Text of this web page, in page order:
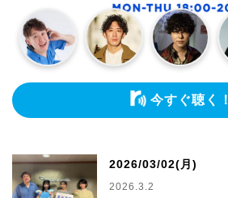
今すぐ聴く！
2026/03/02(月)
2026.3.2